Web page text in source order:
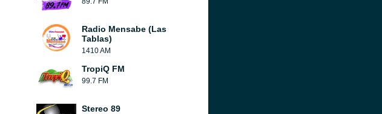
Radio Mensabe (Las
Tablas)
1410 AM
TropiQ FM
99.7 FM
Stereo 89